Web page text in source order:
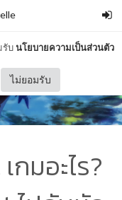
รับนโยบายความเป็นส่วนตัว
ไม่ยอมรับ
กมอะไร?